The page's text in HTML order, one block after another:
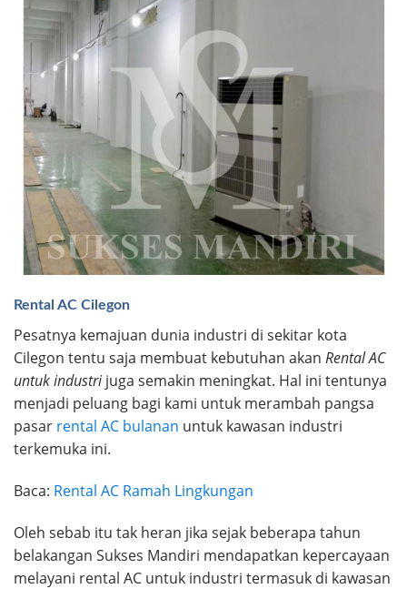
Rental AC Cilegon
Pesatnya kemajuan dunia industri di sekitar kota
Cilegon tentu saja membuat kebutuhan akan Rental AC
untuk industrijuga semakin meningkat. Hal ini tentunya
menjadi peluang bagi kami untuk merambah pangsa
pasar rental AC bulanan untuk kawasan industri
terkemuka ini.
Baca: Rental AC Ramah Lingkungan
Oleh sebab itu tak heran jika sejak beberapa tahun
belakangan Sukses Mandiri mendapatkan kepercayaan
melayani rental AC untuk industri termasuk di kawasan